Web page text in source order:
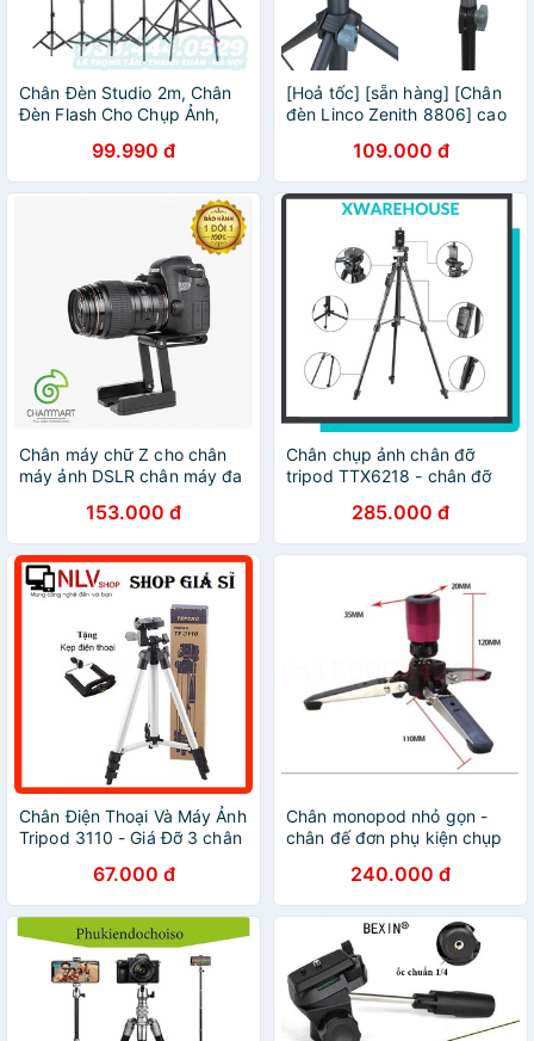
Chân Đèn Studio 2m, Chân
Đèn Flash Cho Chụp Ảnh,
Livestream - AUG Camera
Hà Nội
99.990 đ
[Hoả tốc] [sẵn hàng] [Chân
đèn Linco Zenith 8806] cao
chân máy ảnh dài 2m1
109.000 đ
Chân máy chữ Z cho chân
máy ảnh DSLR chân máy đa
nghiêng dễ dàng
153.000 đ
Chân chụp ảnh chân đỡ
tripod TTX6218 - chân đỡ
bluetooth (kèm túi đựng +
remote bluetooth)
285.000 đ
Chân Điện Thoại Và Máy Ảnh
Tripod 3110 - Giá Đỡ 3 chân
67.000 đ
Chân monopod nhỏ gọn -
chân đế đơn phụ kiện chụp
240.000 đ